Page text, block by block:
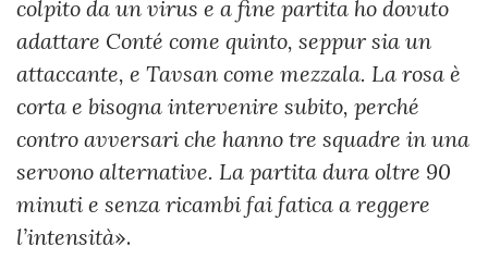
colpito da un virus e a fine partita ho dovuto
adattare Conté come quinto, seppur sia un
attaccante, e Tavsan come mezzala. La rosa è
corta e bisogna intervenire subito, perché
contro avversari che hanno tre squadre in una
servono alternative. La partita dura oltre 90
minuti e senza ricambi fai fatica a reggere
l’intensità».